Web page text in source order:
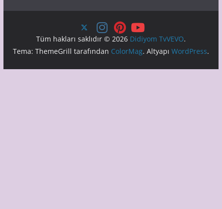
Tüm hakları saklıdır © 2026 Didiyom TvVEVO.
Tema: ThemeGrill tarafından ColorMag. Altyapı WordPress.